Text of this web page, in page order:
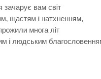
зачарує вам світ
щастям і натхненням,
многа літ
і людським